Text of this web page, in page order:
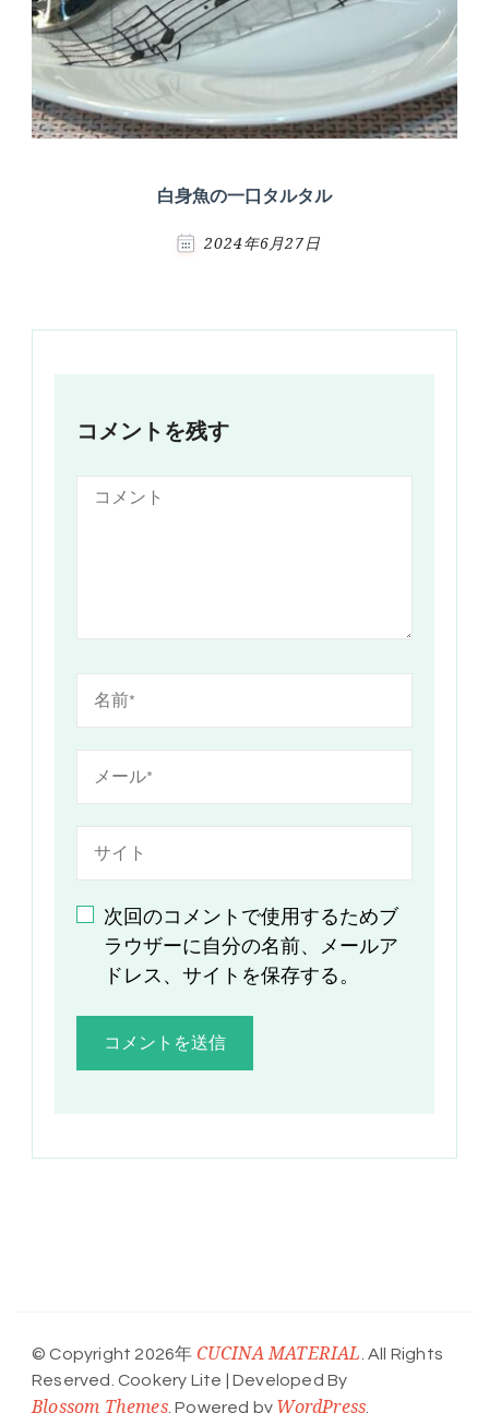
白身魚の一口タルタル
2024年6月27日
コメントを残す
次回のコメントで使用するためブ
ラウザーに自分の名前、メールア
ドレス、サイトを保存する。
© Copyright 2026年 CUCINA MATERIAL . All Rights
Reserved. Cookery Lite | Developed By
Blossom Themes. Powered by WordPress